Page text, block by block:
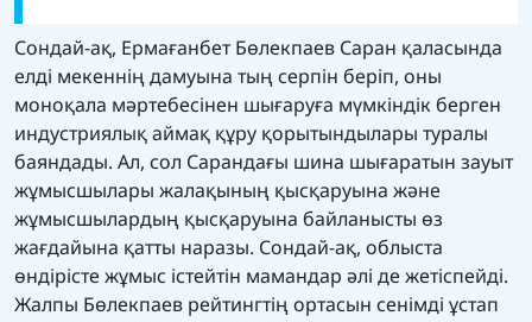
Сондай-ақ, Ермағанбет Бөлекпаев Саран қаласында
елді мекеннің дамуына тың серпін беріп, оны
моноқала мәртебесінен шығаруға мүмкіндік берген
индустриялық аймақ құру қорытындылары туралы
баяндады. Ал, сол Сарандағы шина шығаратын зауыт
жұмысшылары жалақының қысқаруына және
жұмысшылардың қысқаруына байланысты өз
жағдайына қатты наразы. Сондай-ақ, облыста
өндірісте жұмыс істейтін мамандар әлі де жетіспейді.
Жалпы Бөлекпаев рейтингтің ортасын сенімді ұстап